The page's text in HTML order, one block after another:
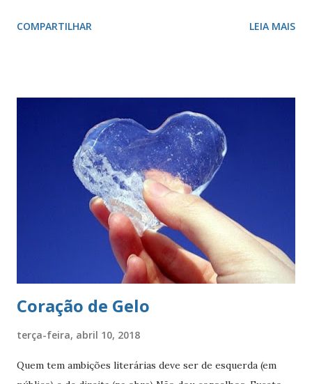
valor, a galhardia, a generosidade e a honra. A cruz evoca a
Paulo. O brasão consiste num braço armado empunhando
um pendão branco, de de quatro pontas farpadas,
ostentando a cruz da Ordem de Cristo. O pendão está
fixado em uma haste lanceada, em prata. Encimando o
escudo há uma coroa em ouro, com quatro torres, três
ameias, com uma porta cada. Suportes: dois ramos de café,
frutificados, na sua cor natural. Divisa: ‘Non ducor duco’
(não sou conduzido, conduzo). . A cr...
COMPARTILHAR LEIA MAIS
Coração de Gelo
terça-feira, abril 10, 2018
Quem tem ambições literárias deve ser de esquerda (em